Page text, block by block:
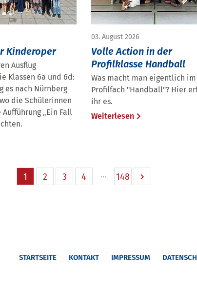
Kinderoper
Ausflug
Klassen 6a und 6d:
es nach Nürnberg
die Schülerinnen
„Ein Fall
03. August 2026
Volle Action in der
Profilklasse Handball
Was macht man eigentlich im
Profilfach "Handball"? Hier
ihr es.
Weiterlesen
1 2 3 4 148
STARTSEITE KONTAKT IMPRESSUM